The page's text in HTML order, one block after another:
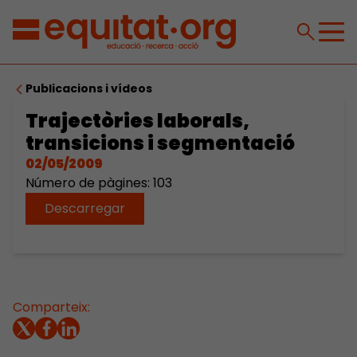
Publicacions i vídeos
Trajectòries laborals,
transicions i segmentació
02/05/2009
Número de pàgines: 103
Descarregar
Comparteix: